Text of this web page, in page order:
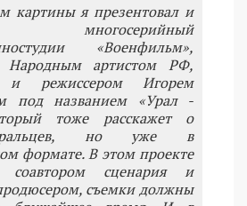
картины я презентовал и
многосерийный
«Военфильм»,
Народным артистом РФ,
и режиссером Игорем
под названием «Урал -
тоже расскажет о
но уже в
формате. В этом проекте
сценария и
съемки должны